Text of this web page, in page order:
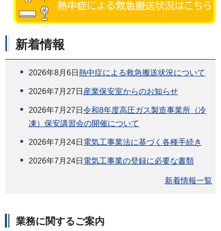
新着情報
2026年8月6日 熱中症による救急搬送状況について
2026年7月27日 産業保安室からのお知らせ
2026年7月27日 令和8年度高圧ガス製造事業所（冷
凍）保安講習会の開催について
2026年7月24日 電気工事業法に基づく各種手続き
2026年7月24日 電気工事業の登録に必要な書類
新着情報一覧
業務に関するご案内